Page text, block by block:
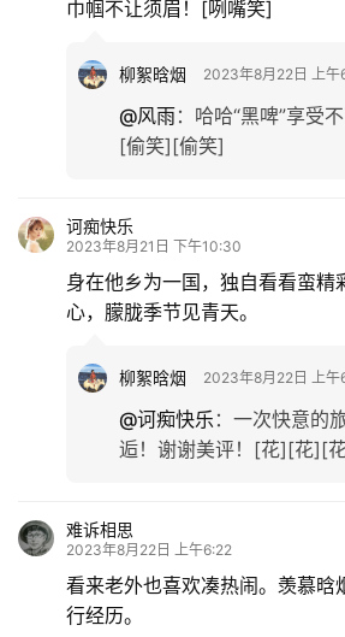
巾帼不让须眉！[咧嘴笑]
柳絮晗烟 2023年8月22日 上午
@风雨： 哈哈“黑啤”享受
[偷笑][偷笑]
诃痴快乐
2023年8月21日 下午10:30
身在他乡为一国，独自看看蛮精
心，朦胧季节见青天。
柳絮晗烟 2023年8月22日 上午
@诃痴快乐 ： 一次快意的
逅！谢谢美评！[花][花][
难诉相思
2023年8月22日 上午6:22
看来老外也喜欢凑热闹。羡慕晗
行经历。